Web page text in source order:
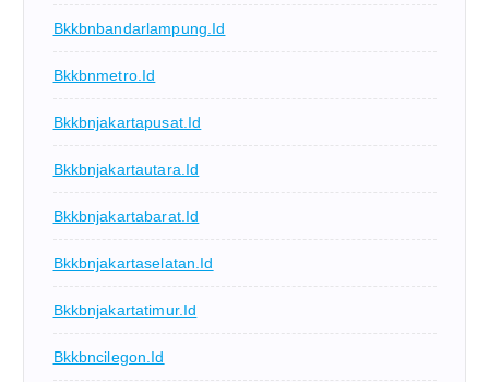
Bkkbnbandarlampung.id
Bkkbnmetro.id
Bkkbnjakartapusat.id
Bkkbnjakartautara.id
Bkkbnjakartabarat.id
Bkkbnjakartaselatan.id
Bkkbnjakartatimur.id
Bkkbncilegon.id